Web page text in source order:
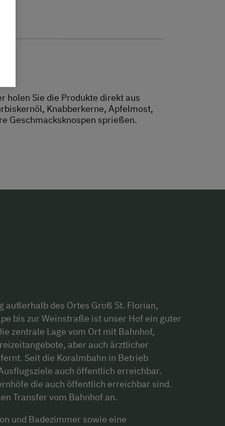
holen Sie die Produkte direkt aus
Knabberkerne, Apfelmost,
Geschmacksknospen sprießen.
außerhalb des Ortes Groß St. Florian,
bis zur Weinstraße ist unser Hof ein guter
zentrale Lage vom Ort mit Bahnhof,
aber auch ärztlicher
Seit die Koralmbahn in Betrieb
auch öffentlich erreichbar.
die auch öffentlich erreichbar sind.
Transfer vom Bahnhof an.
und Badezimmer sowie eine